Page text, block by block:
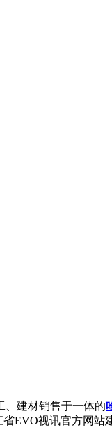
、建材销售于一体的
省EVO视讯官方网站